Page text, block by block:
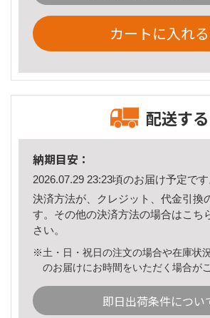
カートに入れる
配送する
納期目安：
2026.07.29 23:23頃のお届け予定です
決済方法が、クレジット、代金引換
す。その他の決済方法の場合はこち
さい。
※土・日・祝日の注文の場合や在庫状
のお届けにお時間をいただく場合が
即日出荷条件につい